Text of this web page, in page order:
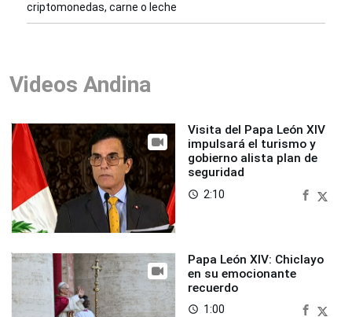
criptomonedas, carne o leche
Videos Andina
Visita del Papa León XIV
impulsará el turismo y
gobierno alista plan de
seguridad
access_time 2:10
Papa León XIV: Chiclayo
en su emocionante
recuerdo
access_time 1:00